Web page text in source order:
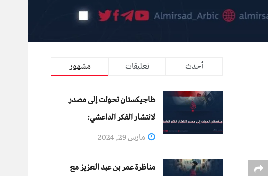
مشهور تعليقات أحدث
طاجيكستان تحولت إلى مصدر
لانتشار الفكر الداعشي:
مارس 29, 2024
مناظرة عمر بن عبد العزيز مع